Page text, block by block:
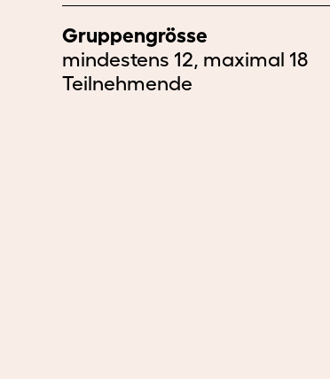
Gruppengrösse
mindestens 12, maximal 18
Teilnehmende